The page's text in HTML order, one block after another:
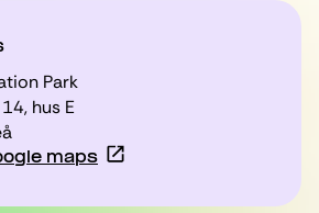
Park
hus E
maps